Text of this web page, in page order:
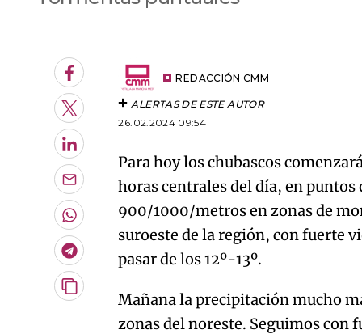
Facebook
Twitter
LinkedIn
Enviar
por
Email
Whatsapp
Telegram
Copiar
REDACCIÓN CMM
ALERTAS DE ESTE AUTOR
26.02.2024 09:54
Para hoy los chubascos
horas centrales del día, en puntos
900/1000/metros en zonas de
suroeste de la región, con fuerte
pasar de los 12º-13º.
Mañana la precipitación mucho
zonas del noreste. Seguimos con